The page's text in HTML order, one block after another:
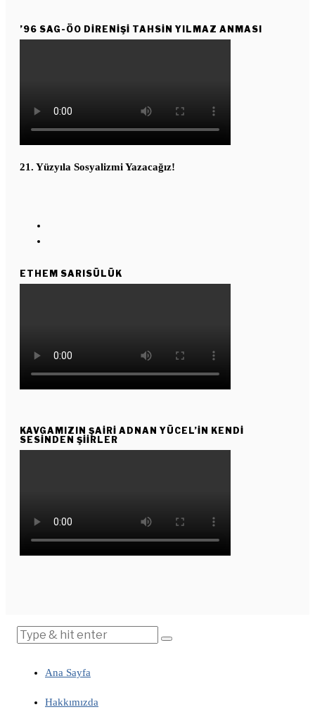
’96 SAG-ÖO DİRENİŞİ TAHSİN YILMAZ ANMASI
21. Yüzyıla Sosyalizmi Yazacağız!
ETHEM SARISÜLÜK
KAVGAMIZIN ŞAIRI ADNAN YÜCEL’IN KENDI
SESINDEN ŞIIRLER
Ana Sayfa
Hakkımızda